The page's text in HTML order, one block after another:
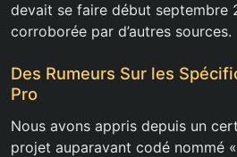
devait se faire début septembre
corroborée par d’autres sources.
Des Rumeurs Sur les
Pro
Nous avons appris depuis un
projet auparavant codé nommé